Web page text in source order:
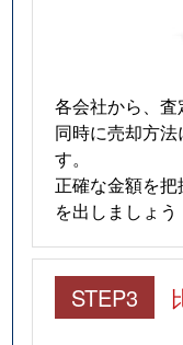
各会社から、査
同時に売却方
す。
正確な金額を
を出しましょう
STEP3